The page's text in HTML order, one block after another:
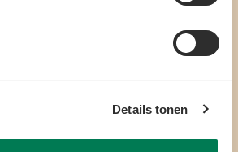
Details tonen